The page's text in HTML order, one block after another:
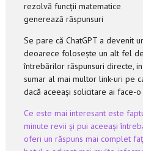
rezolvă funcții matematice
generează răspunsuri
Se pare că ChatGPT a devenit
deoarece folosește un alt fel
întrebărilor răspunsuri directe,
sumar al mai multor link-uri pe
dacă aceeași solicitare ai face-
Ce este mai interesant este
minute revii și pui aceeași
oferi un răspuns mai complet